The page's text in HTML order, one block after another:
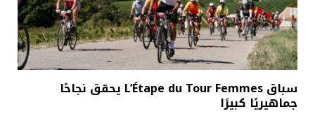
سباق L’Étape du Tour Femmes يحقق نجاحًا
جماهيريًا كبيرًا